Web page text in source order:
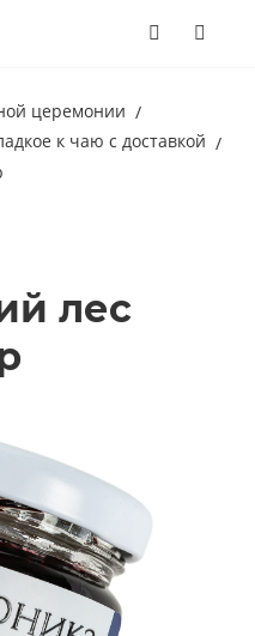
церемонии
к чаю с доставкой
лес